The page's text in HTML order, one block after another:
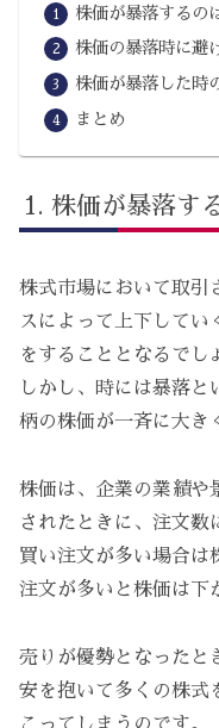
株価が暴落するの
株価の暴落時に避
株価が暴落した時
まとめ
株価が暴落す
株式市場において取引
スによって上下してい
をすることとなるでし
しかし、時には暴落
柄の株価が一斉に大き
株価は、企業の業績や
されたときに、注文数
買い注文が多い場合は
注文が多いと株価は下
売りが優勢となったと
安を抱いて多くの株式